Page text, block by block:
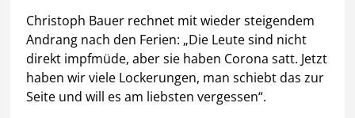
Christoph Bauer rechnet mit wieder steigendem
Andrang nach den Ferien: „Die Leute sind nicht
direkt impfmüde, aber sie haben Corona satt. Jetzt
haben wir viele Lockerungen, man schiebt das zur
Seite und will es am liebsten vergessen“.